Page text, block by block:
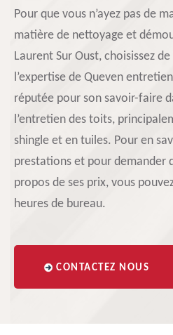
Pour que vous n’ayez pas de
matière de nettoyage et
Laurent Sur Oust, choisissez
l’expertise de Queven
réputée pour son savoir-faire
l’entretien des toits,
shingle et en tuiles. Pour en
prestations et pour demander
propos de ses prix, vous
heures de bureau.
CONTACTEZ NOUS